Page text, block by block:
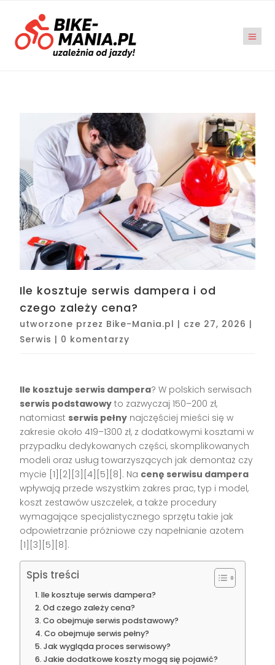
Ile kosztuje serwis dampera i od
czego zależy cena?
utworzone przez Bike-Mania.pl | cze 27, 2026 |
Serwis | 0 komentarzy
Ile kosztuje serwis dampera? W polskich serwisach
serwis podstawowy to zazwyczaj 150–200 zł,
natomiast serwis pełny najczęściej mieści się w
zakresie około 419–1300 zł, z dodatkowymi kosztami w
przypadku dedykowanych części, skomplikowanych
modeli oraz usług towarzyszących jak demontaż czy
mycie [1][2][3][4][5][8]. Na cenę serwisu dampera
wpływają przede wszystkim zakres prac, typ i model,
koszt zestawów uszczelek, a także procedury
wymagające specjalistycznego sprzętu takie jak
odpowietrzanie próżniowe czy napełnianie azotem
[1][3][5][8].
Spis treści
Ile kosztuje serwis dampera?
Od czego zależy cena?
Co obejmuje serwis podstawowy?
Co obejmuje serwis pełny?
Jak wygląda proces serwisowy?
Jakie dodatkowe koszty mogą się pojawić?